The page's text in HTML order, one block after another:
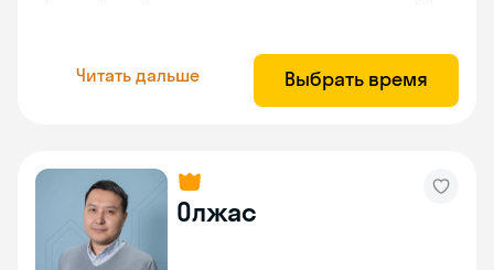
Читать дальше Выбрать время
Олжас